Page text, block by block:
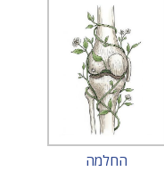
החלמה